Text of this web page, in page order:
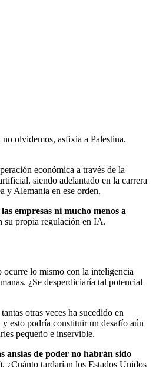
olvidemos, asfixia a Palestina.
económica a través de la
siendo adelantado en la carrera
y Alemania en ese orden.
empresas ni mucho menos a
su propia regulación en IA.
ocurre lo mismo con la inteligencia
¿Se desperdiciaría tal potencial
otras veces ha sucedido en
esto podría constituir un desafío aún
pequeño e inservible.
ansias de poder no habrán sido
¿Cuánto tardarían los Estados Unidos